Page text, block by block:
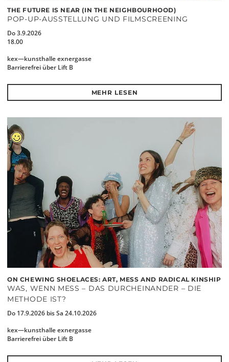
THE FUTURE IS NEAR (IN THE NEIGHBOURHOOD)
POP-UP-AUSSTELLUNG UND FILMSCREENING
Do 3.9.2026
18.00
kex—kunsthalle exnergasse
Barrierefrei über Lift B
MEHR LESEN
ON CHEWING SHOELACES: ART, MESS AND RADICAL KINSHIP
WAS, WENN MESS – DAS DURCHEINANDER – DIE
METHODE IST?
Do 17.9.2026 bis Sa 24.10.2026
kex—kunsthalle exnergasse
Barrierefrei über Lift B